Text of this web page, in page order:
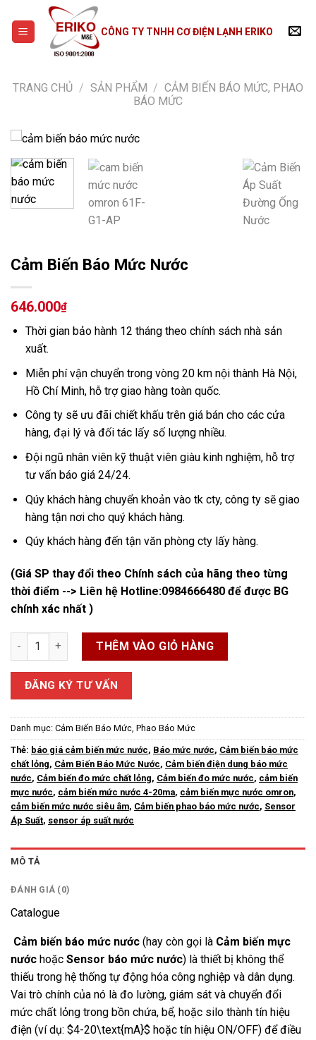
content
CÔNG TY TNHH CƠ ĐIỆN LẠNH ERIKO
TRANG CHỦ / SẢN PHẨM / CẢM BIẾN BÁO MỨC, PHAO
BÁO MỨC
Cảm Biến Báo Mức Nước
646.000₫
Thời gian bảo hành 12 tháng theo chính sách nhà sản
xuất.
Miễn phí vận chuyển trong vòng 20 km nội thành Hà Nội,
Hồ Chí Minh, hỗ trợ giao hàng toàn quốc.
Công ty sẽ ưu đãi chiết khấu trên giá bán cho các cửa
hàng, đại lý và đối tác lấy số lượng nhiều.
Đội ngũ nhân viên kỹ thuật viên giàu kinh nghiệm, hỗ trợ
tư vấn báo giá 24/24.
Qúy khách hàng chuyển khoản vào tk cty, công ty sẽ giao
hàng tận nơi cho quý khách hàng.
Qúy khách hàng đến tận văn phòng cty lấy hàng.
(Giá SP thay đổi theo Chính sách của hãng theo từng
thời điểm --> Liên hệ Hotline:0984666480 để được BG
chính xác nhất )
Cảm Biến Báo Mức Nước số lượng
THÊM VÀO GIỎ HÀNG
ĐĂNG KÝ TƯ VẤN
Danh mục: Cảm Biến Báo Mức, Phao Báo Mức
Thẻ: báo giá cảm biến mức nước, Báo mức nước, Cảm biến báo mức
chất lỏng, Cảm Biến Báo Mức Nước, Cảm biến điện dung báo mức
nước, Cảm biến đo mức chất lỏng, Cảm biến đo mức nước, cảm biến
mực nước, cảm biến mức nước 4-20ma, cảm biến mực nước omron,
cảm biến mức nước siêu âm, Cảm biến phao báo mức nước, Sensor
Áp Suất, sensor áp suất nước
MÔ TẢ
ĐÁNH GIÁ (0)
Catalogue
Cảm biến báo mức nước (hay còn gọi là Cảm biến mực
nước hoặc Sensor báo mức nước) là thiết bị không thể
thiếu trong hệ thống tự động hóa công nghiệp và dân dụng.
Vai trò chính của nó là đo lường, giám sát và chuyển đổi
mức chất lỏng trong bồn chứa, bể, hoặc silo thành tín hiệu
điện (ví dụ: $4-20\text{mA}$ hoặc tín hiệu ON/OFF) để điều